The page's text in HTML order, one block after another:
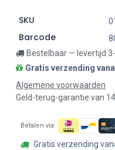
SKU
Barcode
Bestelbaar — levertijd
Gratis verzending
Algemene voorwaarden
Geld-terug-garantie van
Betalen via:
Gratis verzending